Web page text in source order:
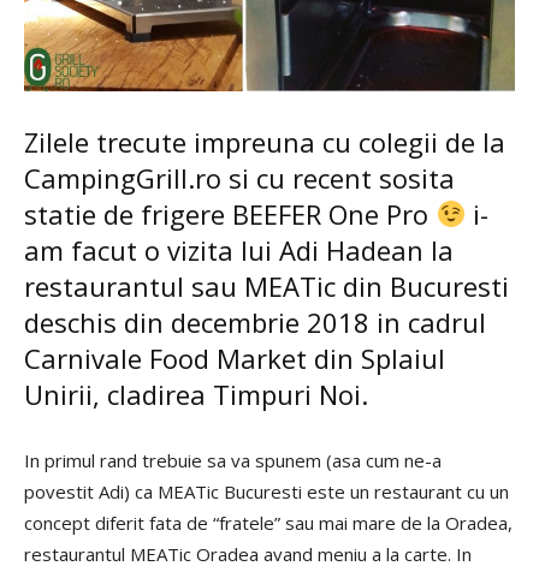
Zilele trecute impreuna cu colegii de la
CampingGrill.ro si cu recent sosita
statie de frigere BEEFER One Pro
i-
am facut o vizita lui Adi Hadean la
restaurantul sau MEATic din Bucuresti
deschis din decembrie 2018 in cadrul
Carnivale Food Market din Splaiul
Unirii, cladirea Timpuri Noi.
In primul rand trebuie sa va spunem (asa cum ne-a
povestit Adi) ca MEATic Bucuresti este un restaurant cu un
concept diferit fata de “fratele” sau mai mare de la Oradea,
restaurantul MEATic Oradea avand meniu a la carte. In